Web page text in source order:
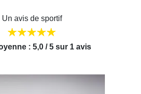
Un avis de sportif
: 5,0 / 5 sur 1 avis